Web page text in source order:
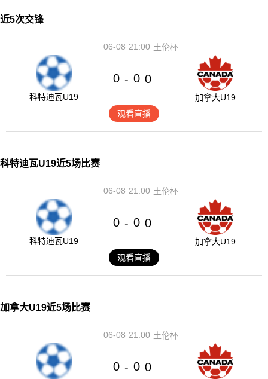
近5次交锋
21:00
06-08 土伦杯
科特迪瓦U19
0 - 0 0
加拿大U19
观看直播
科特迪瓦U19近5场比赛
21:00
06-08 土伦杯
科特迪瓦U19
0 - 0 0
加拿大U19
观看直播
加拿大U19近5场比赛
21:00
06-08 土伦杯
0 - 0 0